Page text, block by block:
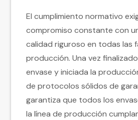
El cumplimiento normativo
compromiso constante con
calidad riguroso en todas las
producción. Una vez
envase y iniciada la
de protocolos sólidos de
garantiza que todos los
la línea de producción